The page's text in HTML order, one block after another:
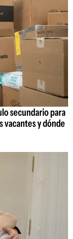
secundario para
vacantes y dónde